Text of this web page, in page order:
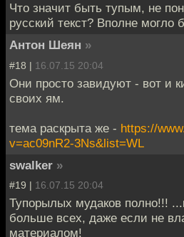
Что значит быть тупым, не
русский текст? Вполне могло
Антон Шеян »
#18 | 16.07.15 20:04
Они просто завидуют - вот и
своих ям.
тема раскрыта же - https://
v=ac09nR2-3Ns&list=WL
swalker »
#19 | 16.07.15 20:04
Тупорылых мудаков полно!!!
больше всех, даже если не
материалом!